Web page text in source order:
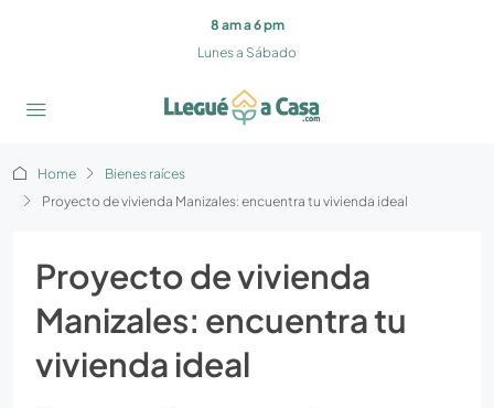
8 am a 6 pm
Lunes a Sábado
Home
Bienes raíces
Proyecto de vivienda Manizales: encuentra tu vivienda ideal
Proyecto de vivienda
Manizales: encuentra tu
vivienda ideal